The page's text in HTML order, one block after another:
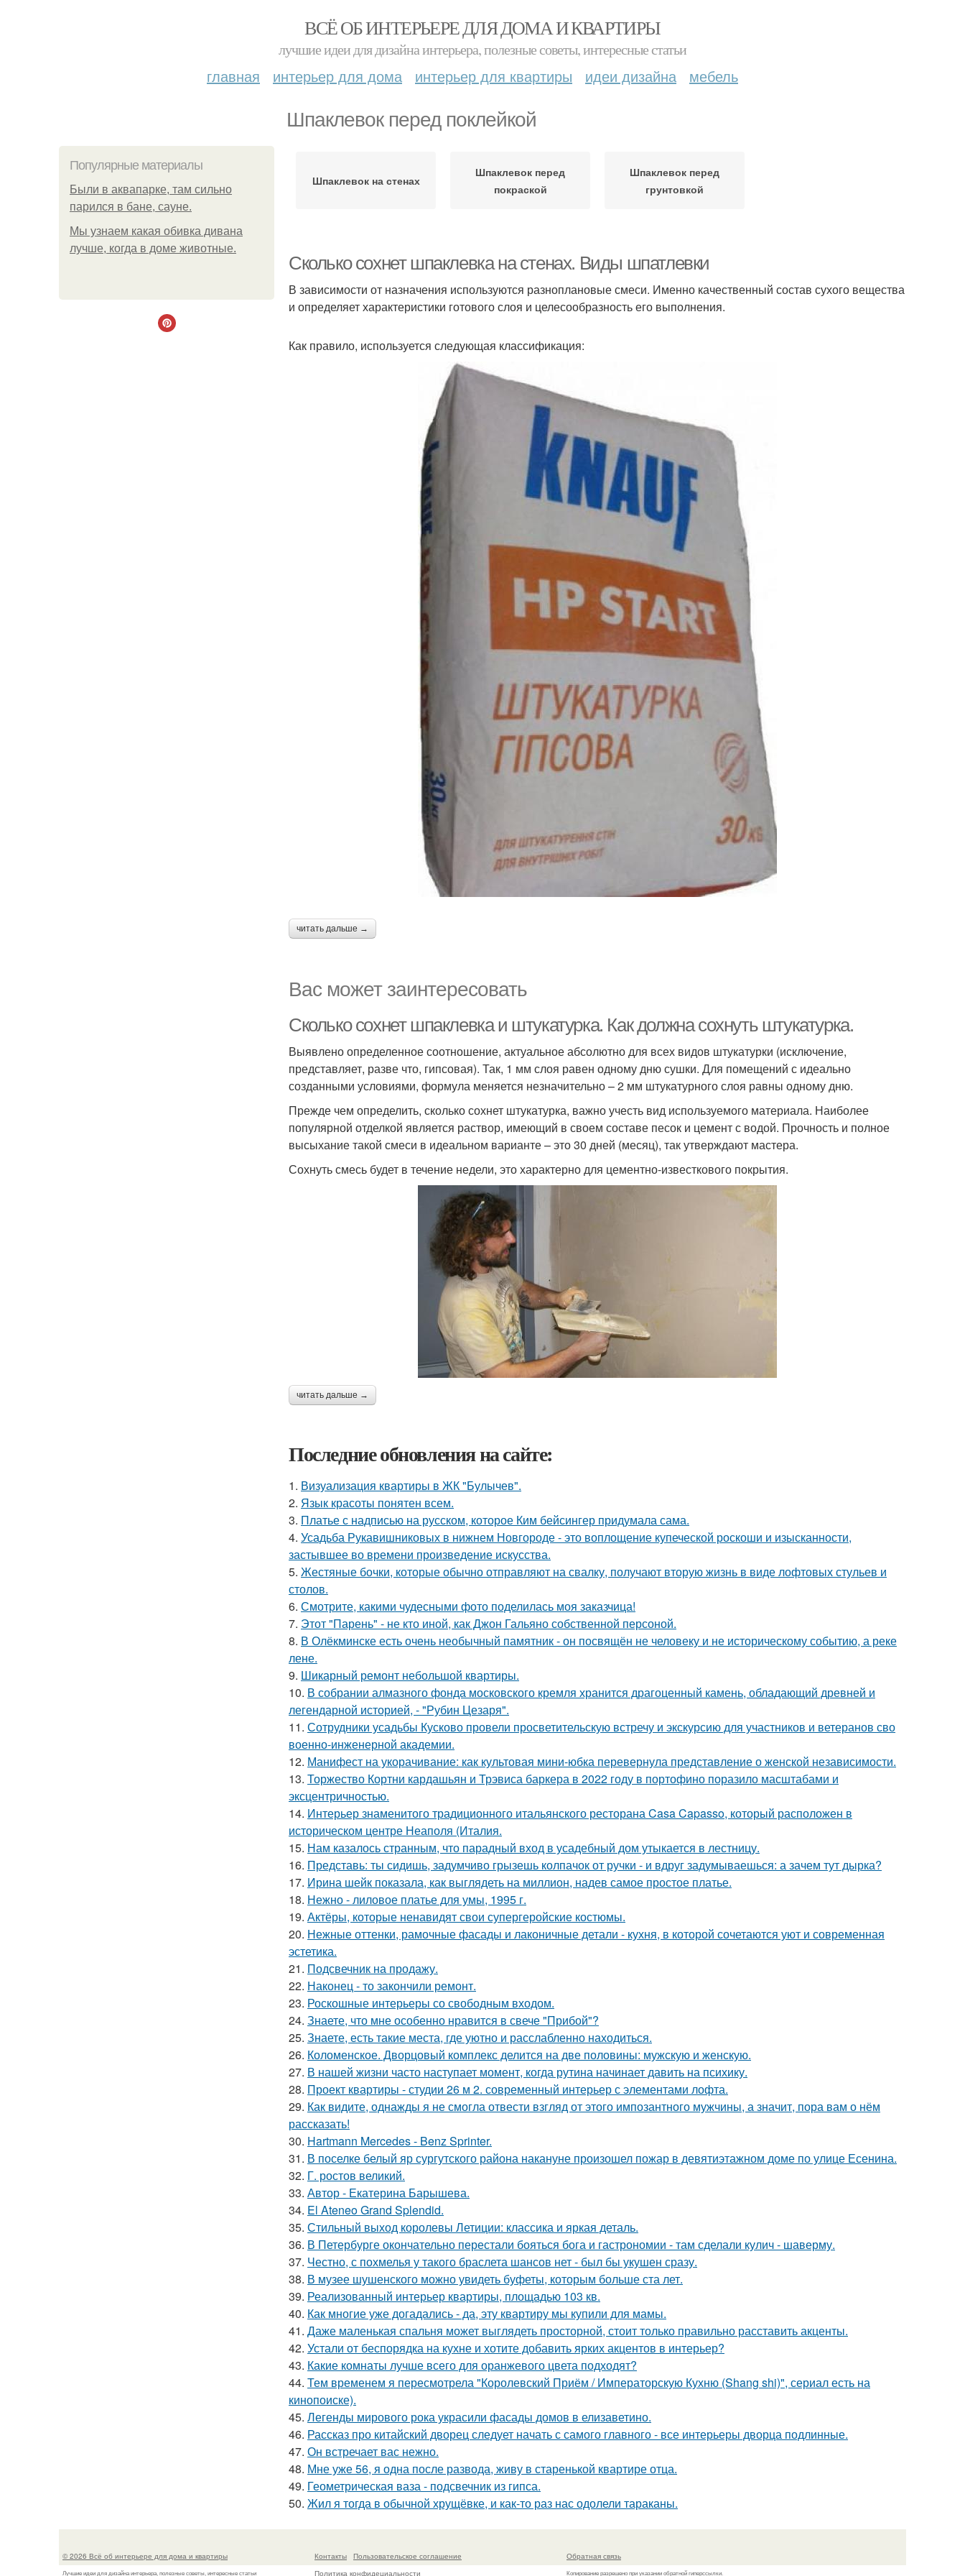
ВСЁ ОБ ИНТЕРЬЕРЕ ДЛЯ ДОМА И КВАРТИРЫ
лучшие идеи для дизайна интерьера, полезные советы, интересные статьи
главная интерьер для дома интерьер для квартиры идеи дизайна мебель
Шпаклевок перед поклейкой
Популярные материалы
Были в аквапарке, там сильно
парился в бане, сауне.
Мы узнаем какая обивка дивана
лучше, когда в доме животные.
Шпаклевок на стенах
Шпаклевок перед
покраской
Шпаклевок перед
грунтовкой
Сколько сохнет шпаклевка на стенах. Виды шпатлевки
В зависимости от назначения используются разноплановые смеси. Именно качественный состав сухого вещества
и определяет характеристики готового слоя и целесообразность его выполнения.
Как правило, используется следующая классификация:
читать дальше →
Вас может заинтересовать
Сколько сохнет шпаклевка и штукатурка. Как должна сохнуть штукатурка.
Выявлено определенное соотношение, актуальное абсолютно для всех видов штукатурки (исключение,
представляет, разве что, гипсовая). Так, 1 мм слоя равен одному дню сушки. Для помещений с идеально
созданными условиями, формула меняется незначительно – 2 мм штукатурного слоя равны одному дню.
Прежде чем определить, сколько сохнет штукатурка, важно учесть вид используемого материала. Наиболее
популярной отделкой является раствор, имеющий в своем составе песок и цемент с водой. Прочность и полное
высыхание такой смеси в идеальном варианте – это 30 дней (месяц), так утверждают мастера.
Сохнуть смесь будет в течение недели, это характерно для цементно-известкового покрытия.
читать дальше →
Последние обновления на сайте:
1. Визуализация квартиры в ЖК "Булычев".
2. Язык красоты понятен всем.
3. Платье с надписью на русском, которое Ким бейсингер придумала сама.
4. Усадьба Рукавишниковых в нижнем Новгороде - это воплощение купеческой роскоши и изысканности,
застывшее во времени произведение искусства.
5. Жестяные бочки, которые обычно отправляют на свалку, получают вторую жизнь в виде лофтовых стульев и
столов.
6. Смотрите, какими чудесными фото поделилась моя заказчица!
7. Этот "Парень" - не кто иной, как Джон Гальяно собственной персоной.
8. В Олёкминске есть очень необычный памятник - он посвящён не человеку и не историческому событию, а реке
лене.
9. Шикарный ремонт небольшой квартиры.
10. В собрании алмазного фонда московского кремля хранится драгоценный камень, обладающий древней и
легендарной историей, - "Рубин Цезаря".
11. Сотрудники усадьбы Кусково провели просветительскую встречу и экскурсию для участников и ветеранов сво
военно-инженерной академии.
12. Манифест на укорачивание: как культовая мини-юбка перевернула представление о женской независимости.
13. Торжество Кортни кардашьян и Трэвиса баркера в 2022 году в портофино поразило масштабами и
эксцентричностью.
14. Интерьер знаменитого традиционного итальянского ресторана Casa Capasso, который расположен в
историческом центре Неаполя (Италия.
15. Нам казалось странным, что парадный вход в усадебный дом утыкается в лестницу.
16. Представь: ты сидишь, задумчиво грызешь колпачок от ручки - и вдруг задумываешься: а зачем тут дырка?
17. Ирина шейк показала, как выглядеть на миллион, надев самое простое платье.
18. Нежно - лиловое платье для умы, 1995 г.
19. Актёры, которые ненавидят свои супергеройские костюмы.
20. Нежные оттенки, рамочные фасады и лаконичные детали - кухня, в которой сочетаются уют и современная
эстетика.
21. Подсвечник на продажу.
22. Наконец - то закончили ремонт.
23. Роскошные интерьеры со свободным входом.
24. Знаете, что мне особенно нравится в свече "Прибой"?
25. Знаете, есть такие места, где уютно и расслабленно находиться.
26. Коломенское. Дворцовый комплекс делится на две половины: мужскую и женскую.
27. В нашей жизни часто наступает момент, когда рутина начинает давить на психику.
28. Проект квартиры - студии 26 м 2. современный интерьер с элементами лофта.
29. Как видите, однажды я не смогла отвести взгляд от этого импозантного мужчины, а значит, пора вам о нём
рассказать!
30. Hartmann Mercedes - Benz Sprinter.
31. В поселке белый яр сургутского района накануне произошел пожар в девятиэтажном доме по улице Есенина.
32. Г. ростов великий.
33. Автор - Екатерина Барышева.
34. El Ateneo Grand Splendid.
35. Стильный выход королевы Летиции: классика и яркая деталь.
36. В Петербурге окончательно перестали бояться бога и гастрономии - там сделали кулич - шаверму.
37. Честно, с похмелья у такого браслета шансов нет - был бы укушен сразу.
38. В музее шушенского можно увидеть буфеты, которым больше ста лет.
39. Реализованный интерьер квартиры, площадью 103 кв.
40. Как многие уже догадались - да, эту квартиру мы купили для мамы.
41. Даже маленькая спальня может выглядеть просторной, стоит только правильно расставить акценты.
42. Устали от беспорядка на кухне и хотите добавить ярких акцентов в интерьер?
43. Какие комнаты лучше всего для оранжевого цвета подходят?
44. Тем временем я пересмотрела "Королевский Приём / Императорскую Кухню (Shang shi)", сериал есть на
кинопоиске).
45. Легенды мирового рока украсили фасады домов в елизаветино.
46. Рассказ про китайский дворец следует начать с самого главного - все интерьеры дворца подлинные.
47. Он встречает вас нежно.
48. Мне уже 56, я одна после развода, живу в старенькой квартире отца.
49. Геометрическая ваза - подсвечник из гипса.
50. Жил я тогда в обычной хрущёвке, и как-то раз нас одолели тараканы.
© 2026 Всё об интерьере для дома и квартиры
Лучшие идеи для дизайна интерьера, полезные советы, интересные статьи
Контакты
Пользовательское соглашение
Политика конфидециальности
Обратная связь
Копирование разрешено при указании обратной гиперссылки.